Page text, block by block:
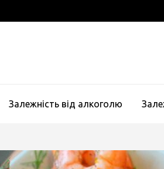
Залежність від алкоголю